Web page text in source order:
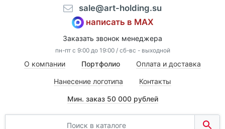
⠀sale@art-holding.su
написать в MAX
Заказать звонок менеджера
пн-пт с 9:00 до 19:00 / сб-вс - выходной
О компании Портфолио Оплата и доставка
Нанесение логотипа Контакты
Мин. заказ 50 000 рублей